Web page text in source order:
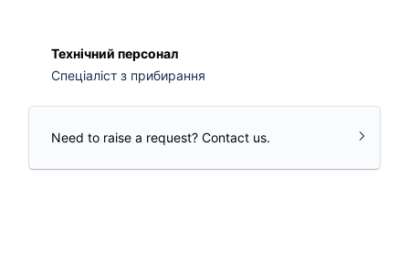
Технічний персонал
Спеціаліст з прибирання
Need to raise a request? Contact us.